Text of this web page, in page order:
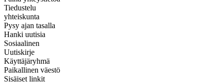
Tiedustelu
yhteiskunta
Pysy ajan tasalla
Hanki uutisia
Sosiaalinen
Uutiskirje
Käyttäjäryhmä
Paikallinen väestö
Sisäiset linkit